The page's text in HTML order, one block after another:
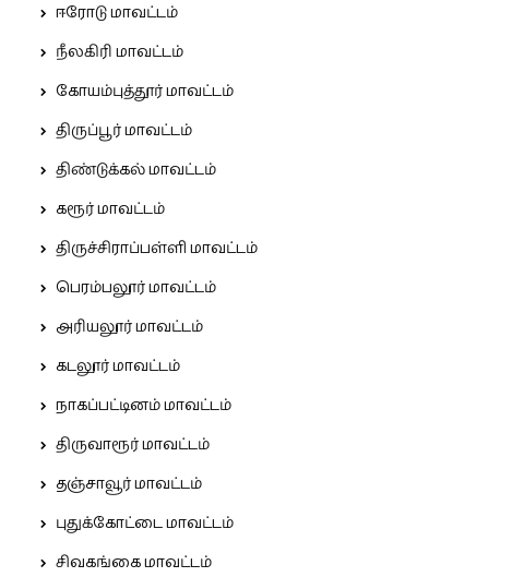
ஈரோடு மாவட்டம்
நீலகிரி மாவட்டம்
கோயம்புத்தூர் மாவட்டம்
திருப்பூர் மாவட்டம்
திண்டுக்கல் மாவட்டம்
கரூர் மாவட்டம்
திருச்சிராப்பள்ளி மாவட்டம்
பெரம்பலூர் மாவட்டம்
அரியலூர் மாவட்டம்
கடலூர் மாவட்டம்
நாகப்பட்டினம் மாவட்டம்
திருவாரூர் மாவட்டம்
தஞ்சாவூர் மாவட்டம்
புதுக்கோட்டை மாவட்டம்
சிவகங்கை மாவட்டம்